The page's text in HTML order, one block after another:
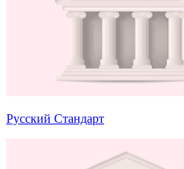
Русский Стандарт